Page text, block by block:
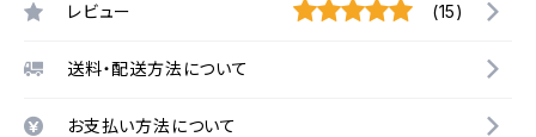
レビュー (15)
送料・配送方法について
お支払い方法について